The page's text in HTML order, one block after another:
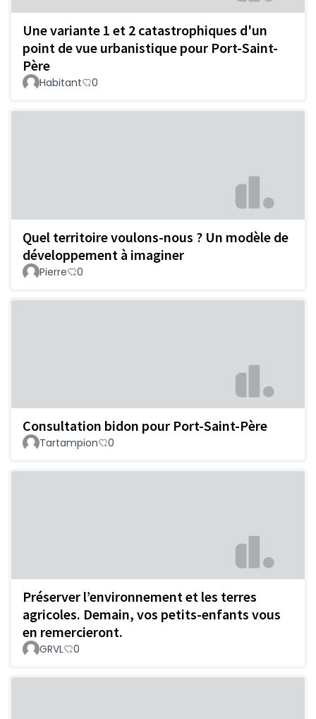
Une variante 1 et 2 catastrophiques d'un
point de vue urbanistique pour Port-Saint-
Père
Habitant 0
Quel territoire voulons-nous ? Un modèle de
développement à imaginer
Pierre 0
Consultation bidon pour Port-Saint-Père
Tartampion 0
Préserver l’environnement et les terres
agricoles. Demain, vos petits-enfants vous
en remercieront.
GRVL 0